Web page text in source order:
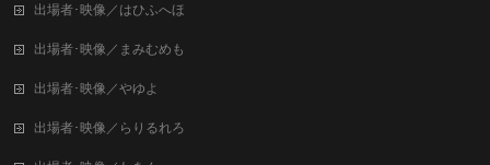
出場者･映像／はひふへほ
出場者･映像／まみむめも
出場者･映像／やゆよ
出場者･映像／らりるれろ